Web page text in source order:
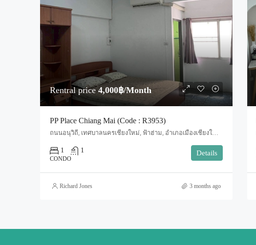
Rentral price4,000฿/Month
PP Place Chiang Mai (Code : R3953)
1 1
CONDO
Details
Richard Jones 3 months ago